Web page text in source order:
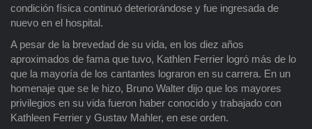
condición física continuó deteriorándose y fue ingresada de
nuevo en el hospital.
A pesar de la brevedad de su vida, en los diez años
aproximados de fama que tuvo, Kathlen Ferrier logró más de lo
que la mayoría de los cantantes lograron en su carrera. En un
homenaje que se le hizo, Bruno Walter dijo que los mayores
privilegios en su vida fueron haber conocido y trabajado con
Kathleen Ferrier y Gustav Mahler, en ese orden.